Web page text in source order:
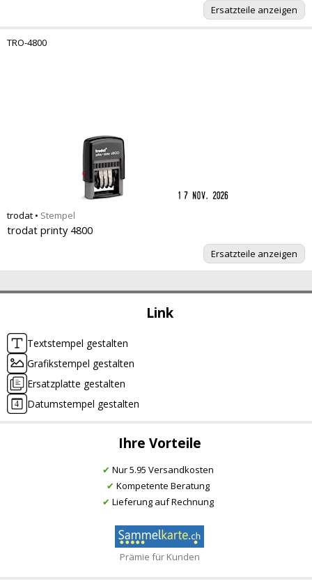
Link
Textstempel gestalten
Grafikstempel gestalten
Ersatzplatte gestalten
Datumstempel gestalten
Ihre Vorteile
✔ Nur 5.95 Versandkosten
✔ Kompetente Beratung
✔ Lieferung auf Rechnung
Prämie für Kunden
Ersatzteile anzeigen
TRO-4800
trodat • Stempel
trodat printy 4800
Ersatzteile anzeigen